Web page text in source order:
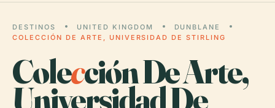
DESTINOS UNITED KINGDOM
DUNBLANE
COLECCIÓN DE ARTE, UNIVERSIDAD DE STIRLING
Colección De Arte,
Universidad De